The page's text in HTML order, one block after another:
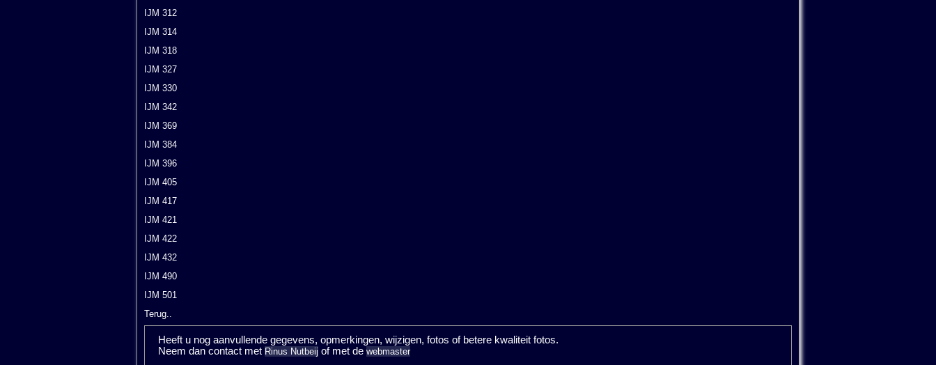
IJM 312
IJM 314
IJM 318
IJM 327
IJM 330
IJM 342
IJM 369
IJM 384
IJM 396
IJM 405
IJM 417
IJM 421
IJM 422
IJM 432
IJM 490
IJM 501
Terug..
Heeft u nog aanvullende gegevens, opmerkingen, wijzigen, fotos of betere kwaliteit fotos.
Neem dan contact met Rinus Nutbeij of met de webmaster